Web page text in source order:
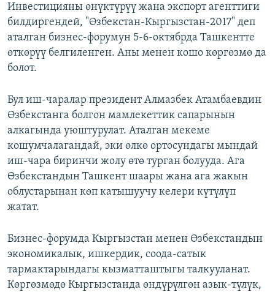
Инвестицияны өнүктүрүү жана экспорт агенттиги
билдиргендей, "Өзбекстан-Кыргызстан-2017" деп
аталган бизнес-форумун 5-6-октябрда Ташкентте
өткөрүү белгиленген. Аны менен кошо көргөзмө да
болот.
Бул иш-чаралар президент Алмазбек Атамбаевдин
Өзбекстанга болгон мамлекеттик сапарынын
алкагында уюштурулат. Аталган мекеме
кошумчалагандай, эки өлкө ортосундагы мындай
иш-чара биринчи жолу өтө турган болууда. Ага
Өзбекстандын Ташкент шаары жана ага жакын
облустарынан көп катышуучу келери күтүлүп
жатат.
Бизнес-форумда Кыргызстан менен Өзбекстандын
экономикалык, ишкердик, соода-сатык
тармактарындагы кызматташтыгы талкууланат.
Көргөзмөдө Кыргызстанда өндүрүлгөн азык-түлүк,